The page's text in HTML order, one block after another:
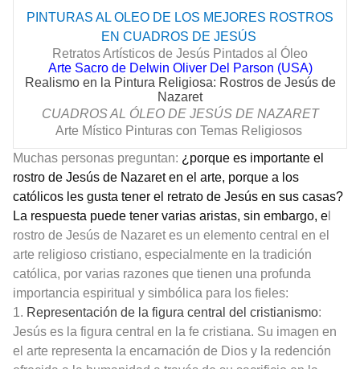
PINTURAS AL OLEO DE LOS MEJORES ROSTROS
EN CUADROS DE JESÚS
Retratos Artísticos de Jesús Pintados al Óleo
Arte Sacro de Delwin Oliver Del Parson (USA)
Realismo en la Pintura Religiosa: Rostros de Jesús de
Nazaret
CUADROS AL ÓLEO DE JESÚSDE NAZARET
Arte Místico Pinturas con Temas Religiosos
Muchas personas preguntan: ¿porque es importante el
rostro de Jesús de Nazaret en el arte, porque a los
católicos les gusta tener el retrato de Jesús en sus casas?
La respuesta puede tener varias aristas, sin embargo, e
rostro de Jesús de Nazaret es un elemento central en el
arte religioso cristiano, especialmente en la tradición
católica, por varias razones que tienen una profunda
importancia espiritual y simbólica para los fieles:
1. Representación de la figura central del cristianismo:
Jesús es la figura central en la fe cristiana. Su imagen en
el arte representa la encarnación de Dios y la redención